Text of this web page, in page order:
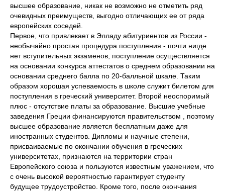
высшее образование, никак не возможно не отметить ряд
очевидных преимуществ, выгодно отличающих ее от ряда
европейских соседей.
Первое, что привлекает в Элладу абитуриентов из России -
необычайно простая процедура поступления - почти нигде
нет вступительных экзаменов, поступление осуществляется
на основании конкурса аттестатов о среднем образовании на
основании среднего балла по 20-балльной шкале. Таким
образом хорошая успеваемость в школе служит билетом для
поступления в греческий университет. Второй неоспоримый
плюс - отсутствие платы за образование. Высшие учебные
заведения Греции финансируются правительством , поэтому
высшее образование является бесплатным даже для
иностранных студентов. Дипломы и научные степени,
присваиваемые по окончании обучения в греческих
университетах, признаются на территории стран
Европейского союза и пользуются известным уважением, что
с очень высокой вероятностью гарантирует студенту
будущее трудоустройство. Кроме того, после окончания